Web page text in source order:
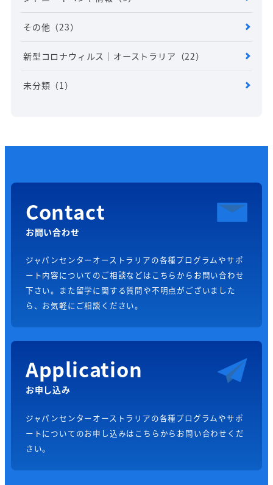
その他 （23）
新型コロナウィルス｜オーストラリア （22）
未分類 （1）
Contact
お問い合わせ
ジャパンセンターオーストラリアの各種プログラムやサポ
ート内容についてのご相談などはこちらからお問い合わせ
下さい。また留学に関する質問や不明点がございました
ら、お気軽にご相談ください。
Application
お申し込み
ジャパンセンターオーストラリアの各種プログラムやサポ
ートについてのお申し込みはこちらからお問い合わせくだ
さい。